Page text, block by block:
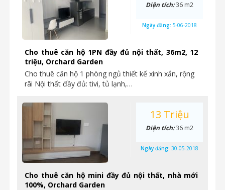
Cho thuê căn hộ 1PN đầy đủ nội thất, 36m2, 12
triệu, Orchard Garden
Cho thuê căn hộ 1 phòng ngủ thiết kế xinh xắn, rộng
rãi Nội thất đầy đủ: tivi, tủ lạnh,…
Diện tích:36 m2
Ngày đăng: 5-06-2018
Cho thuê căn hộ mini đầy đủ nội thất, nhà mới
100%, Orchard Garden
13 Triệu
Diện tích:36 m2
Ngày đăng: 30-05-2018